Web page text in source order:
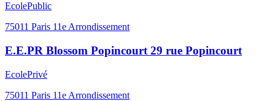
EcolePublic
75011 Paris 11e Arrondissement
E.E.PR Blossom Popincourt 29 rue Popincourt
EcolePrivé
75011 Paris 11e Arrondissement